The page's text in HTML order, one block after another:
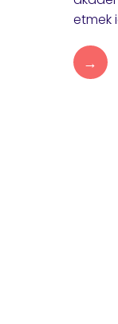
etmek
→